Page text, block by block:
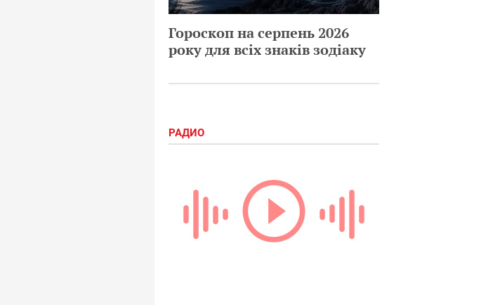
Гороскоп на серпень 2026
року для всіх знаків зодіаку
РАДИО